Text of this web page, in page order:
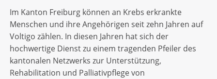
Im Kanton Freiburg können an Krebs erkrankte
Menschen und ihre Angehörigen seit zehn Jahren auf
Voltigo zählen. In diesen Jahren hat sich der
hochwertige Dienst zu einem tragenden Pfeiler des
kantonalen Netzwerks zur Unterstützung,
Rehabilitation und Palliativpflege von